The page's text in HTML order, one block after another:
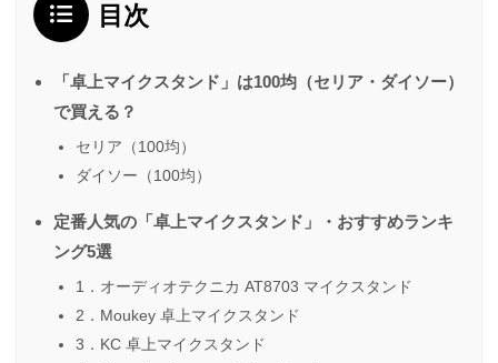
目次
「卓上マイクスタンド」は100均（セリア・ダイソー）
で買える？
セリア（100均）
ダイソー（100均）
定番人気の「卓上マイクスタンド」・おすすめランキ
ング5選
1．オーディオテクニカ AT8703 マイクスタンド
2．Moukey 卓上マイクスタンド
3．KC 卓上マイクスタンド